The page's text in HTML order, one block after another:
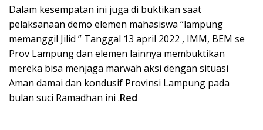
Dalam kesempatan ini juga di buktikan saat
pelaksanaan demo elemen mahasiswa “lampung
memanggil Jilid ” Tanggal 13 april 2022 , IMM, BEM se
Prov Lampung dan elemen lainnya membuktikan
mereka bisa menjaga marwah aksi dengan situasi
Aman damai dan kondusif Provinsi Lampung pada
bulan suci Ramadhan ini .Red